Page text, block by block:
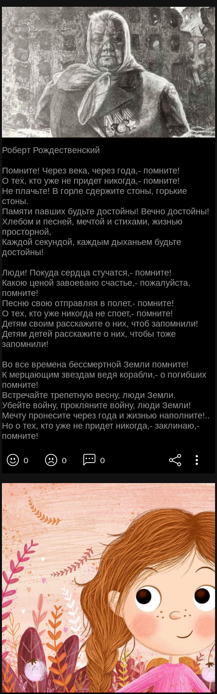
Роберт Рождественский
Помните! Через века, через года,- помните!
О тех, кто уже не придет никогда,- помните!
Не плачьте! В горле сдержите стоны, горькие
стоны.
Памяти павших будьте достойны! Вечно достойны!
Хлебом и песней, мечтой и стихами, жизнью
просторной,
Каждой секундой, каждым дыханьем будьте
достойны!
Люди! Покуда сердца стучатся,- помните!
Какою ценой завоевано счастье,- пожалуйста,
помните!
Песню свою отправляя в полет,- помните!
О тех, кто уже никогда не споет,- помните!
Детям своим расскажите о них, чтоб запомнили!
Детям детей расскажите о них, чтобы тоже
запомнили!
Во все времена бессмертной Земли помните!
К мерцающим звездам ведя корабли,- о погибших
помните!
Встречайте трепетную весну, люди Земли.
Убейте войну, прокляните войну, люди Земли!
Мечту пронесите через года и жизнью наполните!..
Но о тех, кто уже не придет никогда,- заклинаю,-
помните!
0 0 0